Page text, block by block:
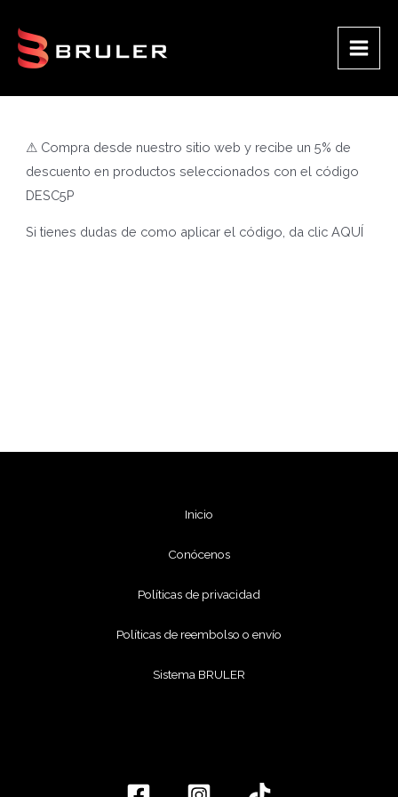
contenido
Main
⚠ Compra desde nuestro sitio web y recibe un 5% de
descuento en productos seleccionados con el código
DESC5P
Si tienes dudas de como aplicar el código, da clicAQUÍ
Inicio
Conócenos
Políticas de privacidad
Políticas de reembolso o envío
Sistema BRULER